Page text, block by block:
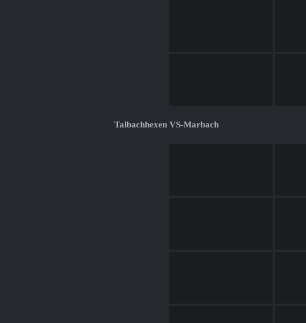
Talbachhexen VS-Marbach